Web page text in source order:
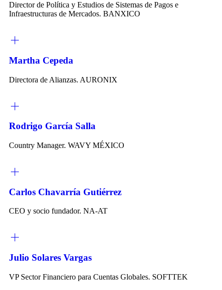
Director de Política y Estudios de Sistemas de Pagos e
Infraestructuras de Mercados. BANXICO
Martha Cepeda
Directora de Alianzas. AURONIX
Rodrigo García Salla
Country Manager. WAVY MÉXICO
Carlos Chavarría Gutiérrez
CEO y socio fundador. NA-AT
Julio Solares Vargas
VP Sector Financiero para Cuentas Globales. SOFTTEK